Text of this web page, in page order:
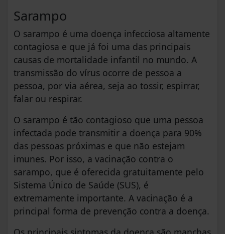
Sarampo
O sarampo é uma doença infecciosa altamente
contagiosa e que já foi uma das principais
causas de mortalidade infantil no mundo. A
transmissão do vírus ocorre de pessoa a
pessoa, por via aérea, seja ao tossir, espirrar,
falar ou respirar.
O sarampo é tão contagioso que uma pessoa
infectada pode transmitir a doença para 90%
das pessoas próximas e que não estejam
imunes. Por isso, a vacinação contra o
sarampo, que é oferecida gratuitamente pelo
Sistema Único de Saúde (SUS), é
extremamente importante. A vacinação é a
principal forma de prevenção contra a doença.